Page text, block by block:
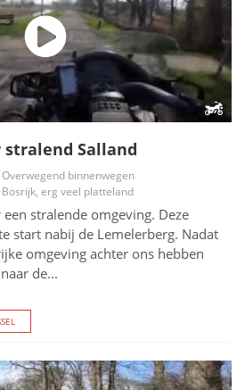
stralend Salland
Overwegend binnenwegen
Bosrijk, erg veel platteland
stralende omgeving. Deze
start nabij de Lemelerberg. Nadat
omgeving achter ons hebben
de...